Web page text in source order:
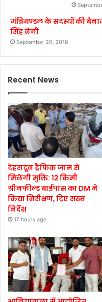
मंत्रिमण्डल के सदस्यों की
सिंह नेगी
September 20, 2018
Recent News
देहरादून ट्रैफिक जाम से
मिलेगी मुक्ति: 12 किमी
ग्रीनफील्ड बाईपास का DM ने
किया निरीक्षण, दिए सख्त
निर्देश
17 hours ago